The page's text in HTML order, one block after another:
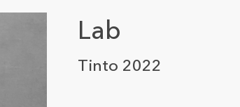
Lab
Tinto 2022